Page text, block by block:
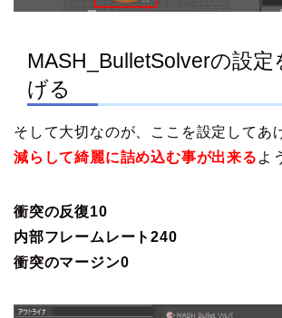
MASH_BulletSolverの設定
げる
そして大切なのが、ここを設定してあ
減らして綺麗に詰め込む事が出来る よ
衝突の反復10
内部フレームレート240
衝突のマージン0